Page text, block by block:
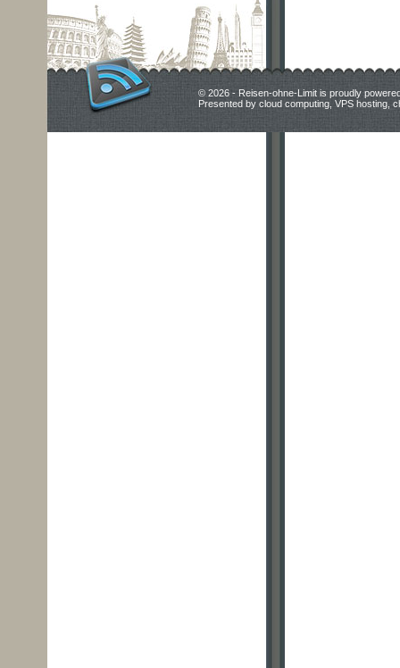
© 2026 - Reisen-ohne-Limit is proudly
Presented by cloud computing VPS hosting